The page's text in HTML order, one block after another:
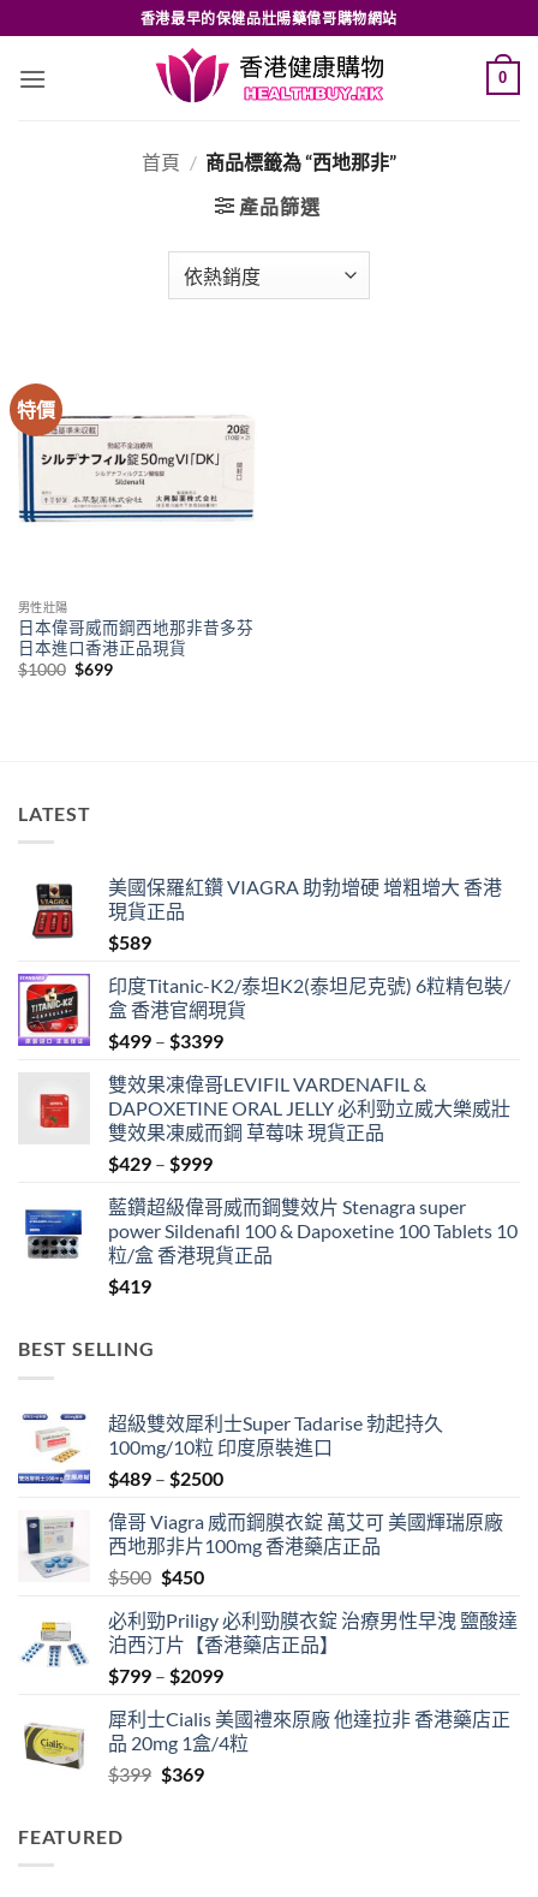
to
content
香港最早的保健品壯陽藥偉哥購物網站
0
首頁 / 商品標籤為 “西地那非”
產品篩選
特價
男性壯陽
日本偉哥威而鋼西地那非昔多芬
日本進口香港正品現貨
$1000 Original
$699Current
LATEST
美國保羅紅鑽 VIAGRA 助勃增硬 增粗增大 香港
現貨正品
$589
印度Titanic-K2/泰坦K2(泰坦尼克號) 6粒精包裝/
盒 香港官網現貨
$499 – $3399Price
$499
through
$3399
雙效果凍偉哥LEVIFIL VARDENAFIL &
DAPOXETINE ORAL JELLY 必利勁立威大樂威壯
雙效果凍威而鋼 草莓味 現貨正品
$429 – $999Price
$429
through
$999
藍鑽超級偉哥威而鋼雙效片 Stenagra super
power Sildenafil 100 & Dapoxetine 100 Tablets 10
粒/盒 香港現貨正品
$419
BEST SELLING
超級雙效犀利士Super Tadarise 勃起持久
100mg/10粒 印度原裝進口
$489 – $2500Price
$489
through
偉哥 Viagra 威而鋼膜衣錠 萬艾可 美國輝瑞原廠
西地那非片100mg 香港藥店正品
$500 Original
was:
$500.
$450Current
is:
$450.
必利勁Priligy 必利勁膜衣錠 治療男性早洩 鹽酸達
泊西汀片【香港藥店正品】
$799 – $2099Price
$799
through
犀利士Cialis 美國禮來原廠 他達拉非 香港藥店正
品 20mg 1盒/4粒
$399 Original
$369Current
FEATURED